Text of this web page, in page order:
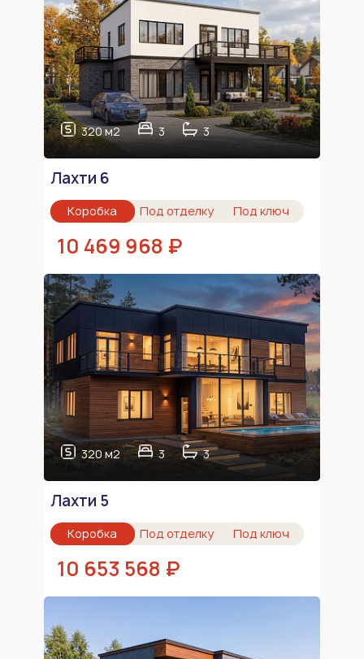
320 м2 3 3
Лахти 6
Коробка Под отделку Под ключ
10 469 968 ₽
320 м2 3 3
Лахти 5
Коробка Под отделку Под ключ
10 653 568 ₽